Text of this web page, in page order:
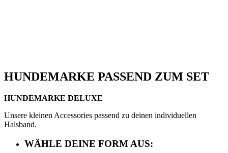
HUNDEMARKE PASSEND ZUM SET
HUNDEMARKE DELUXE
Unsere kleinen Accessories passend zu deinen individuellen
Halsband.
WÄHLE DEINE FORM AUS: